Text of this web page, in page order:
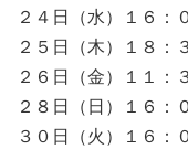
２４日（水）１６：
２５日（木）１８：
２６日（金）１１：
２８日（日）１６：
３０日（火）１６：